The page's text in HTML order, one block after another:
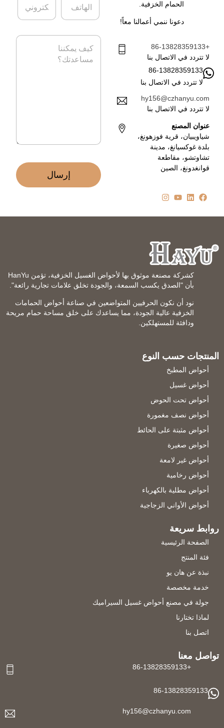
الحمام الخزفية.
دعونا ننمي أعمالنا معاً!
+86-13828359133
لا تتردد في الاتصال بنا
86-13828359133
لا تتردد في الاتصال بنا
hy156@czhanyu.com
لا تتردد في الاتصال بنا
عنوان المصنع
شياويبيان، قرية فوزهونغ،
بلدة غوكسيانغ، مدينة
تشاوتشو، مقاطعة
قوانغدونغ، الصين
ب
ي
ه
ت
ف
ا
إرسال
كشركة مصنعة موثوق بها لأحواض الغسيل الخزفية، تؤمن HanYu
بأن "الصدق يكسب السمعة، والجودة تخلق علامات تجارية رائعة".
نود أن نكون الحرفيين المتواضعين في صناعة أحواض الحمامات
الخزفية عالية الجودة، مما يساعدك على خلق مساحة حمام مريحة
ودافئة للمستهلكين.
المنتجات حسب النوع
أحواض المطبخ
أحواض غسيل
أحواض تحت الحوض
أحواض نصف مغمورة
أحواض مثبتة على الحائط
أحواض صغيرة
أحواض غير لامعة
أحواض رخامية
أحواض مطلية بالكهرباء
أحواض الأواني الزجاجية
روابط سريعة
الصفحة الرئيسية
فئة المنتج
نبذة عن هان يو
خدمة مخصصة
جولة في مصنع أحواض غسيل السيراميك
لماذا تختارنا
اتصل بنا
تواصل معنا
+86-13828359133
86-13828359133
hy156@czhanyu.com